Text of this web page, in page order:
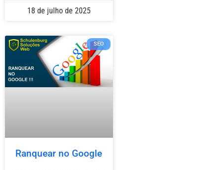
18 de julho de 2025
SEO
Ranquear no Google